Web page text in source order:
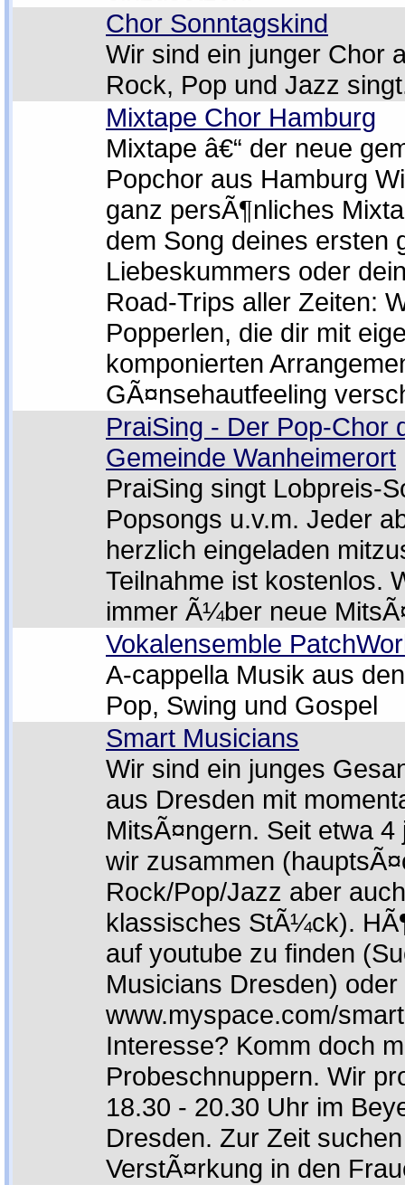
Chor Sonntagskind
Wir sind ein junger Chor
Rock, Pop und Jazz
Mixtape Chor Hamburg
Mixtape â€“ der neue
Popchor aus Hamburg
ganz persÃ¶nliches
dem Song deines ersten
Liebeskummers oder
Road-Trips aller Zeiten:
Popperlen, die dir mit
komponierten
GÃ¤nsehautfeeling
PraiSing - Der Pop-Chor
Gemeinde Wanheimerort
PraiSing singt Lobpreis-
Popsongs u.v.m. Jeder
herzlich eingeladen
Teilnahme ist kostenlos.
immer Ã¼ber neue
Vokalensemble
A-cappella Musik aus
Pop, Swing und Gospel
Smart Musicians
Wir sind ein junges
aus Dresden mit
MitsÃ¤ngern. Seit etwa 4
wir zusammen
Rock/Pop/Jazz aber
klassisches StÃ¼ck).
auf youtube zu finden
Musicians Dresden) oder
www.myspace.com/
Interesse? Komm doch
Probeschnuppern. Wir
18.30 - 20.30 Uhr im
Dresden. Zur Zeit
VerstÃ¤rkung in den